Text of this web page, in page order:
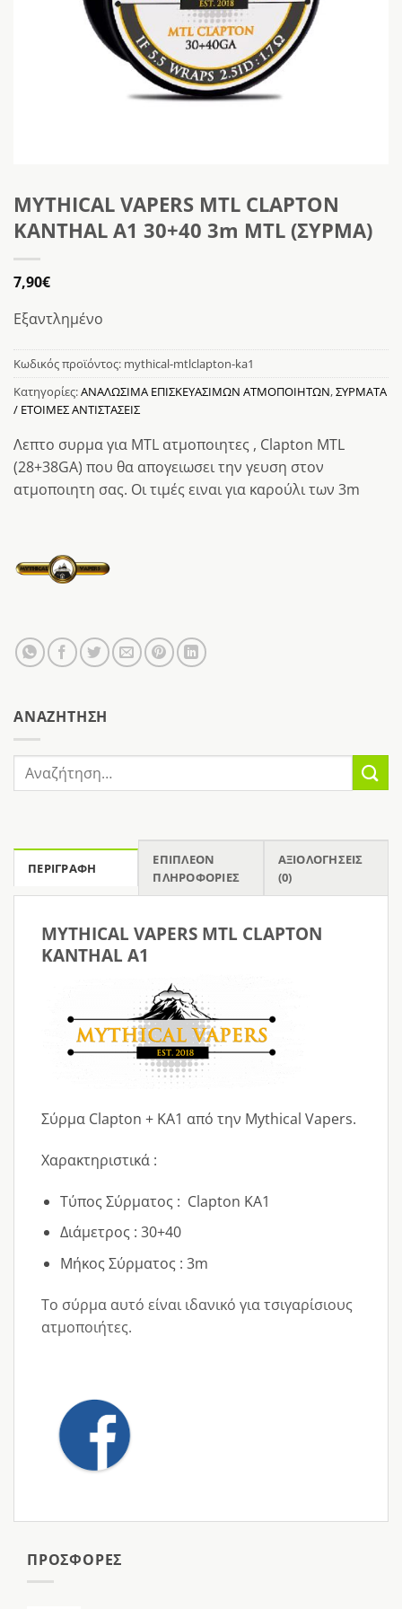
MYTHICAL VAPERS MTL CLAPTON
KANTHAL A1 30+40 3m MTL (ΣΥΡΜΑ)
7,90€
Εξαντλημένο
Κωδικός προϊόντος: mythical-mtlclapton-ka1
Κατηγορίες:ΑΝΑΛΩΣΙΜΑ ΕΠΙΣΚΕΥΑΣΙΜΩΝ ΑΤΜΟΠΟΙΗΤΩΝ,ΣΥΡΜΑΤΑ
/ ΕΤΟΙΜΕΣ ΑΝΤΙΣΤΑΣΕΙΣ
Λεπτο συρμα για ΜTL ατμοποιητες , Clapton MTL
(28+38GA) που θα απογειωσει την γευση στον
ατμοποιητη σας. Οι τιμές ειναι για καρούλι των 3m
AΝΑΖΉΤΗΣΗ
Αναζήτηση
για:
ΠΕΡΙΓΡΑΦΉ
ΕΠΙΠΛΈΟΝ
ΠΛΗΡΟΦΟΡΊΕΣ
ΑΞΙΟΛΟΓΉΣΕΙΣ
(0)
MYTHICAL VAPERS MTL CLAPTON
KANTHAL A1
Σύρμα Clapton + KA1 από την Mythical Vapers.
Χαρακτηριστικά :
Τύπος Σύρματος : Clapton KA1
Διάμετρος : 30+40
Μήκος Σύρματος : 3m
Το σύρμα αυτό είναι ιδανικό γιατσιγαρίσιους
ατμοποιήτες.
ΠΡΟΣΦΟΡΕΣ